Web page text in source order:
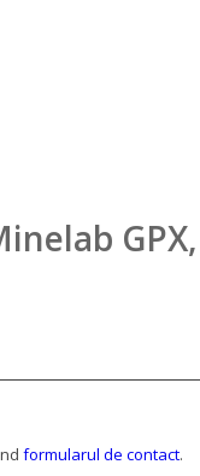
formularul de contact.